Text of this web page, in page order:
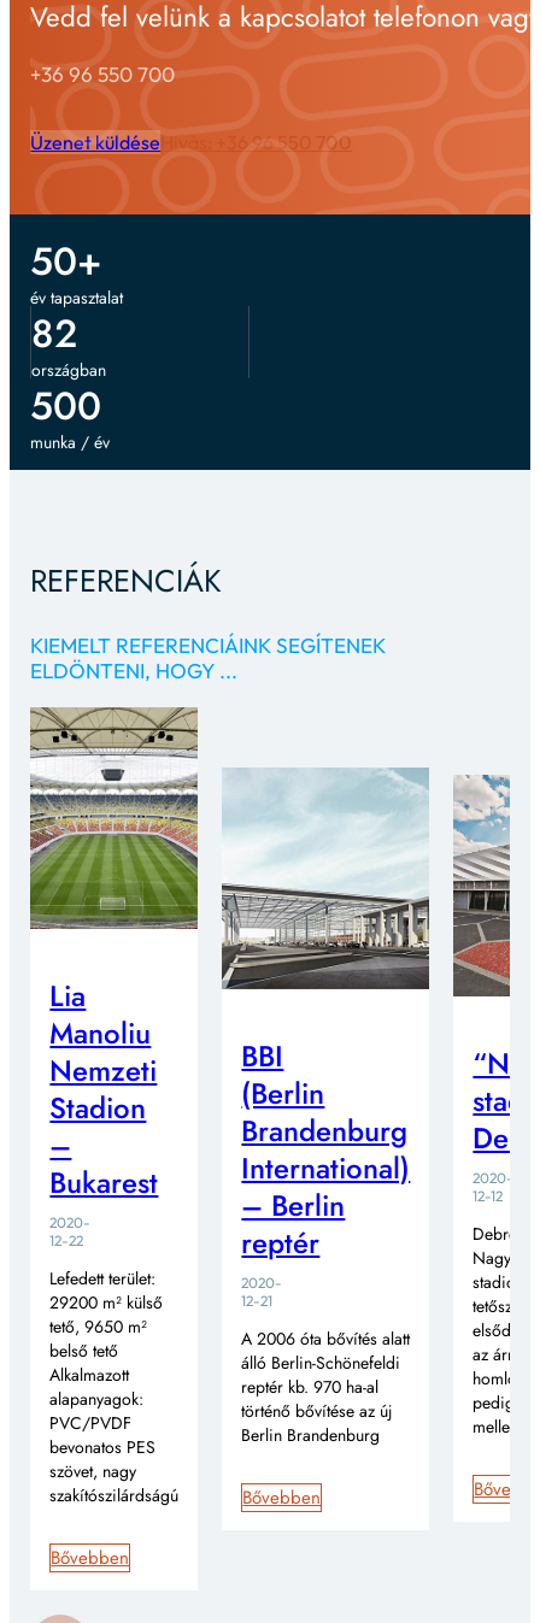
Vedd fel velünk a kapcsolatot telefonon
+36 96 550 700
Üzenet küldéseHívás: +36 96 550 700
50+
év tapasztalat
82
országban
500
munka / év
REFERENCIÁK
KIEMELT REFERENCIÁINK SEGÍTENEK
ELDÖNTENI, HOGY ...
Lia
Manoliu
Nemzeti
Stadion
–
Bukarest
2020-
12-22
Lefedett terület:
29200 m² külső
tető, 9650 m²
belső tető
Alkalmazott
alapanyagok:
PVC/PVDF
bevonatos PES
szövet, nagy
szakítószilárdságú
Bővebben
BBI
(Berlin
Brandenburg
International)
– Berlin
reptér
2020-
12-21
A 2006 óta bővítés alatt
álló Berlin-Schönefeldi
reptér kb. 970 ha-al
történő bővítése az új
Berlin Brandenburg
Bővebben
2020-
12-12
az
pedig a
mellett